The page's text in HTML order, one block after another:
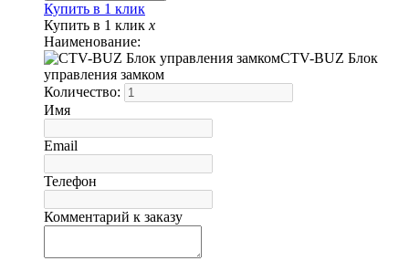
Купить в 1 клик
Купить в 1 клик x
Наименование:
CTV-BUZ Блок
управления замком
Количество:
Имя
Email
Телефон
Комментарий к заказу